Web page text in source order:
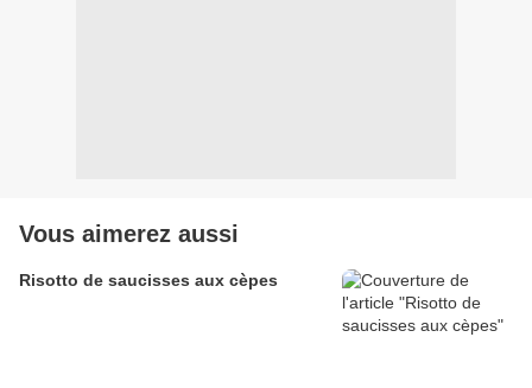
Vous aimerez aussi
Risotto de saucisses aux cèpes